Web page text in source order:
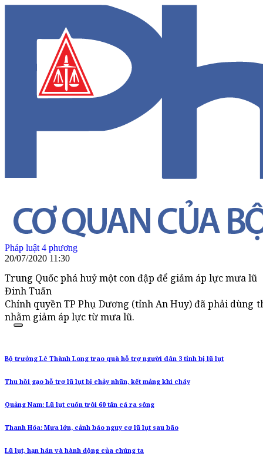
Pháp luật 4 phương
20/07/2020 11:30
Trung Quốc phá huỷ một con đập để giảm áp lực mưa lũ
Đinh Tuấn
Chính quyền TP Phụ Dương (tỉnh An Huy) đã phải dùng
nhằm giảm áp lực từ mưa lũ.
Bộ trưởng Lê Thành Long trao quà hỗ trợ người dân 3 tỉnh bị lũ lụt
Thu hồi gạo hỗ trợ lũ lụt bị chảy nhũn, kết mảng khi cháy
Quảng Nam: Lũ lụt cuốn trôi 60 tấn cá ra sông
Thanh Hóa: Mưa lớn, cảnh báo nguy cơ lũ lụt sau bão
Lũ lụt, hạn hán và hành động của chúng ta